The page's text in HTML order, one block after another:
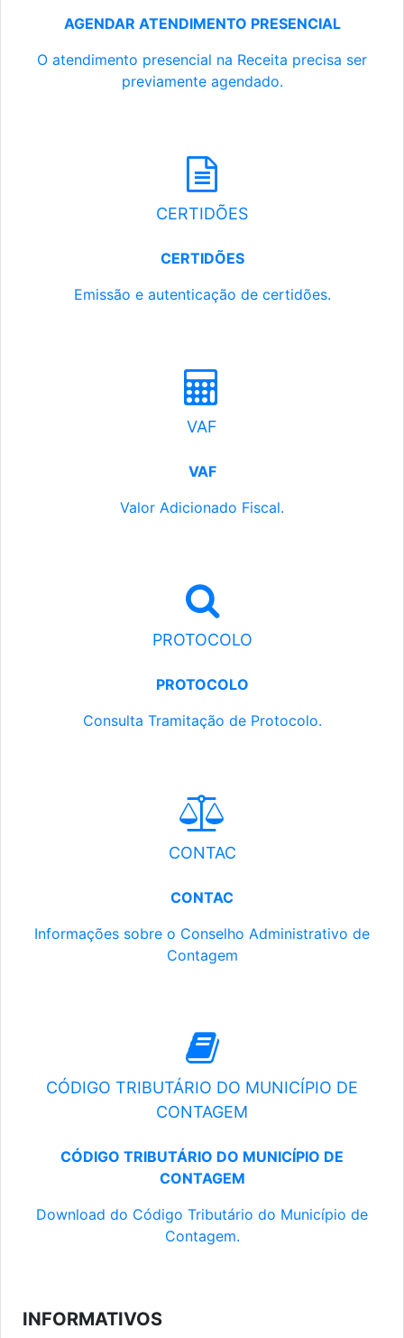
AGENDAR ATENDIMENTO PRESENCIAL
O atendimento presencial na Receita precisa ser
previamente agendado.
CERTIDÕES
CERTIDÕES
Emissão e autenticação de certidões.
VAF
VAF
Valor Adicionado Fiscal.
PROTOCOLO
PROTOCOLO
Consulta Tramitação de Protocolo.
CONTAC
CONTAC
Informações sobre o Conselho Administrativo de
Contagem
CÓDIGO TRIBUTÁRIO DO MUNICÍPIO DE
CONTAGEM
CÓDIGO TRIBUTÁRIO DO MUNICÍPIO DE
CONTAGEM
Download do Código Tributário do Município de
Contagem.
INFORMATIVOS